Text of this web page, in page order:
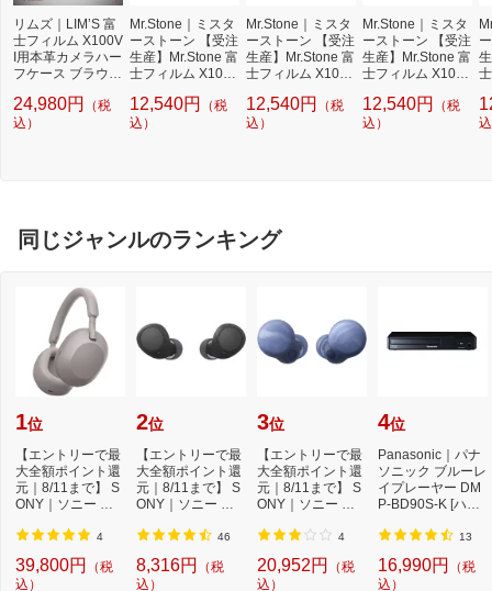
リムズ｜LIM’S 富
士フィルム X100V
I用本革カメラハー
フケース ブラウン
24,980円
（税
込）
Mr.Stone｜ミスタ
ーストーン 【受注
生産】Mr.Stone 富
士フィルム X100V
ケース クラシック
サドルブラウン
12,540円
（税
込）
Mr.Stone｜ミスタ
ーストーン 【受注
生産】Mr.Stone 富
士フィルム X100V
ケース クラシック
ビビッドイエロー
12,540円
（税
込）
Mr.Stone｜ミスタ
ーストーン 【受注
生産】Mr.Stone 富
士フィルム X100V
ケース クラシック
ブラック
12,540円
（税
込）
同じジャンルのランキング
1位
【エントリーで最
大全額ポイント還
元｜8/11まで】 S
ONY｜ソニー ブ
ド...
4
39,800円
（税
込）
2位
【エントリーで最
大全額ポイント還
元｜8/11まで】 S
ONY｜ソニー 完
ホ...
46
8,316円
（税
込）
3位
【エントリーで最
大全額ポイント還
元｜8/11まで】 S
ONY｜ソニー 完
ホ...
4
20,952円
（税
込）
4位
Panasonic｜パナ
ソニック ブルーレ
イプレーヤー DM
P-BD90S-K [ハイ
用...
13
16,990円
（税
込）